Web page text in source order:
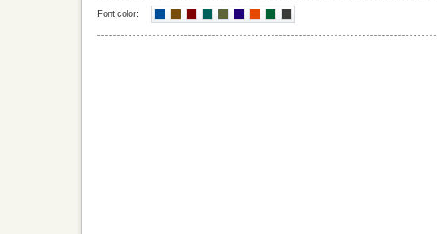
Font color: